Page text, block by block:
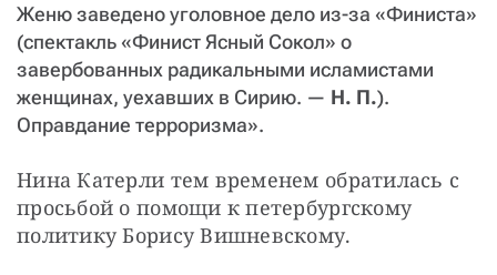
Женю заведено уголовное дело из-за «Финиста»
(спектакль «Финист Ясный Сокол» о
завербованных радикальными исламистами
женщинах, уехавших в Сирию. — Н. П.).
Оправдание терроризма».
Нина Катерли тем временем обратилась с
просьбой о помощи к петербургскому
политику Борису Вишневскому.